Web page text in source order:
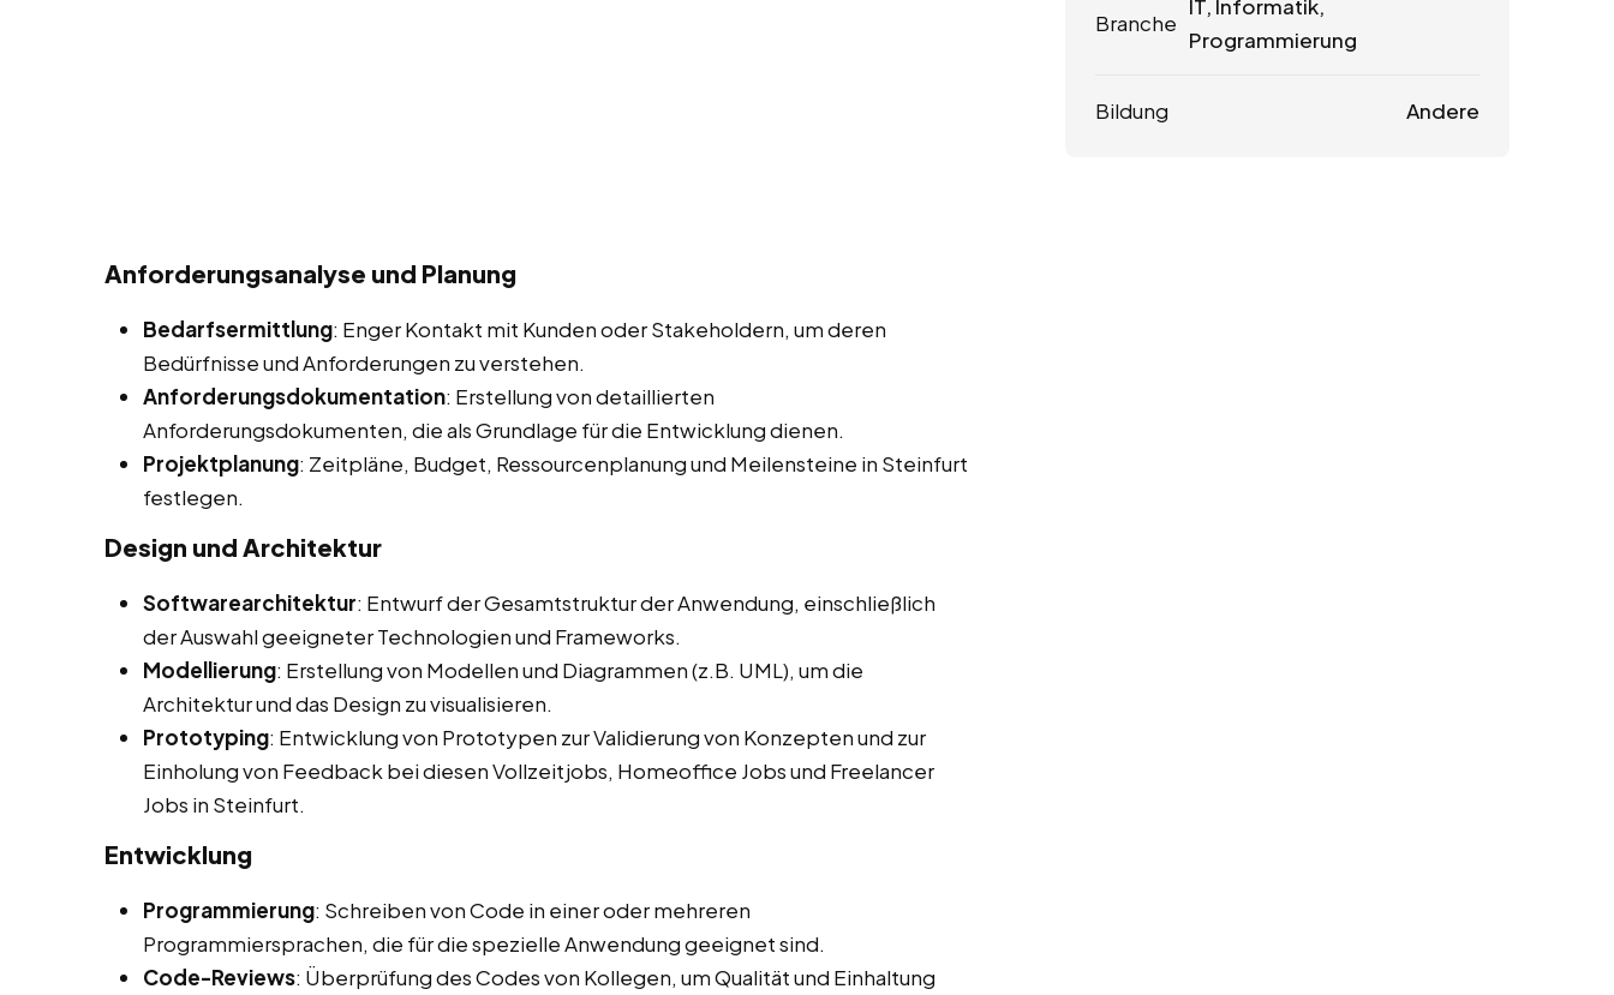
Anforderungsanalyse und Planung
Bedarfsermittlung: Enger Kontakt mit Kunden oder Stakeholdern, um deren
Bedürfnisse und Anforderungen zu verstehen.
Anforderungsdokumentation: Erstellung von detaillierten
Anforderungsdokumenten, die als Grundlage für die Entwicklung dienen.
Projektplanung: Zeitpläne, Budget, Ressourcenplanung und Meilensteine in Steinfurt
festlegen.
Design und Architektur
Softwarearchitektur: Entwurf der Gesamtstruktur der Anwendung, einschließlich
der Auswahl geeigneter Technologien und Frameworks.
Modellierung: Erstellung von Modellen und Diagrammen (z.B. UML), um die
Architektur und das Design zu visualisieren.
Prototyping: Entwicklung von Prototypen zur Validierung von Konzepten und zur
Einholung von Feedback bei diesen Vollzeitjobs, Homeoffice Jobs und Freelancer
Jobs in Steinfurt.
Entwicklung
Programmierung: Schreiben von Code in einer oder mehreren
Programmiersprachen, die für die spezielle Anwendung geeignet sind.
Code-Reviews: Überprüfung des Codes von Kollegen, um Qualität und Einhaltung
Branche
IT, Informatik,
Programmierung
Bildung Andere